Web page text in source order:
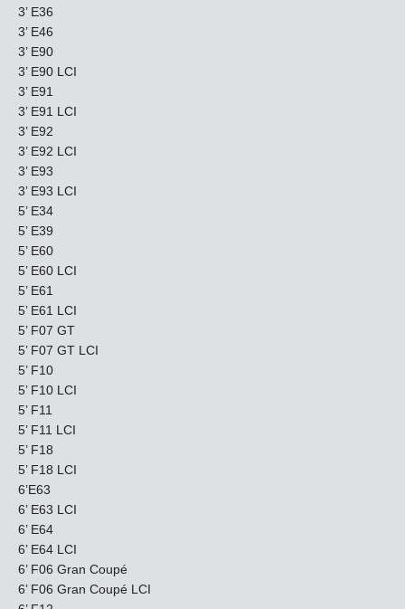
3’ E36
3’ E46
3’ E90
3’ E90 LCI
3’ E91
3’ E91 LCI
3’ E92
3’ E92 LCI
3’ E93
3’ E93 LCI
5’ E34
5’ E39
5’ E60
5’ E60 LCI
5’ E61
5’ E61 LCI
5’ F07 GT
5’ F07 GT LCI
5’ F10
5’ F10 LCI
5’ F11
5’ F11 LCI
5’ F18
5’ F18 LCI
6’E63
6’ E63 LCI
6’ E64
6’ E64 LCI
6’ F06 Gran Coupé
6’ F06 Gran Coupé LCI